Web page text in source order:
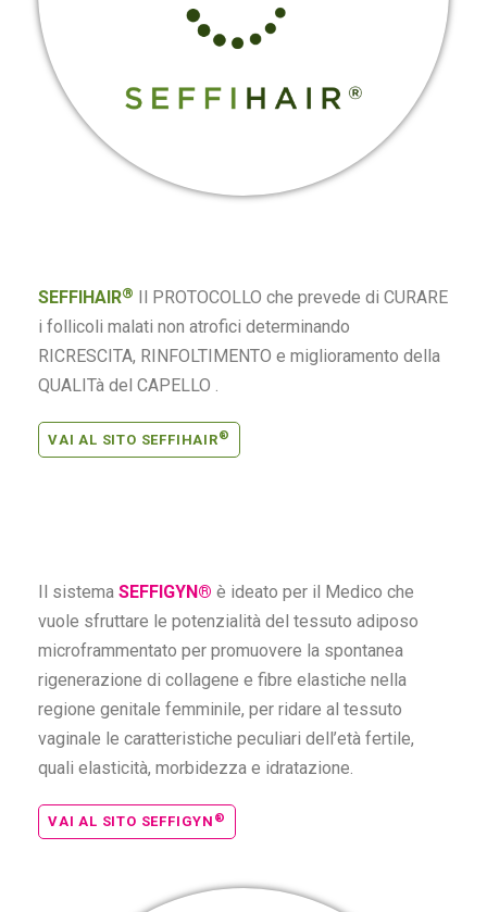
SEFFIHAIR® Il PROTOCOLLO che prevede di CURARE
i follicoli malati non atrofici determinando
RICRESCITA, RINFOLTIMENTO e miglioramento della
QUALITà del CAPELLO .
VAI AL SITO SEFFIHAIR®
Il sistema SEFFIGYN® è ideato per il Medico che
vuole sfruttare le potenzialità del tessuto adiposo
microframmentato per promuovere la spontanea
rigenerazione di collagene e fibre elastiche nella
regione genitale femminile, per ridare al tessuto
vaginale le caratteristiche peculiari dell’età fertile,
quali elasticità, morbidezza e idratazione.
VAI AL SITO SEFFIGYN ®